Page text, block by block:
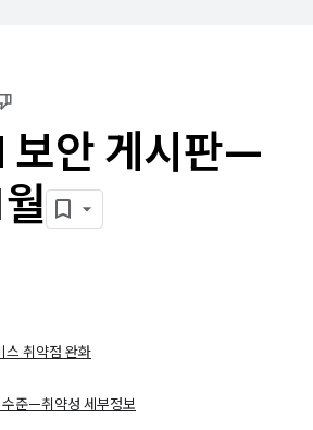
안 게시판—
취약점 완화
준—취약성 세부정보